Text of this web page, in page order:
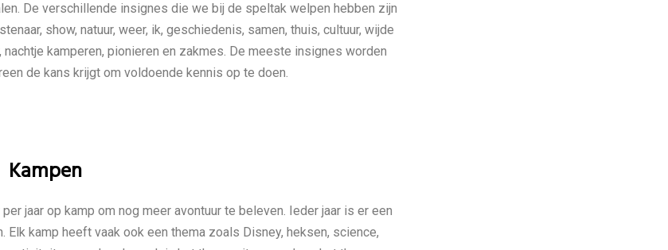
De verschillende insignes die we bij de speltak welpen hebben zijn
show, natuur, weer, ik, geschiedenis, samen, thuis, cultuur, wijde
nachtje kamperen, pionieren en zakmes. De meeste insignes worden
de kans krijgt om voldoende kennis op te doen.
Kampen
jaar op kamp om nog meer avontuur te beleven. Ieder jaar is er een
Elk kamp heeft vaak ook een thema zoals Disney, heksen, science,